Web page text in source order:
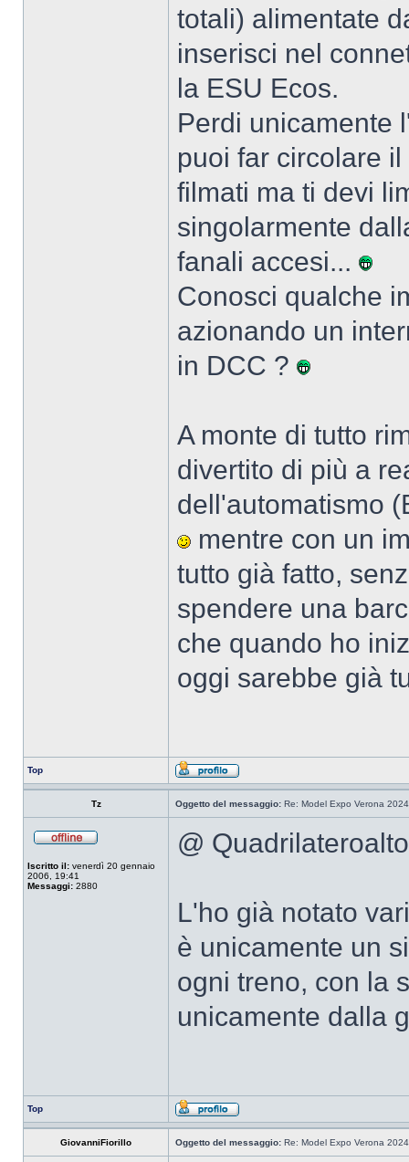
totali) alimentate
inserisci nel
la ESU Ecos.
Perdi unicamente
puoi far circolare
filmati ma ti devi
singolarmente
fanali accesi...
Conosci qualche
azionando un
in DCC ?
A monte di tutto
divertito di più a
dell'automatismo
mentre con un
tutto già fatto,
spendere una
che quando ho
oggi sarebbe già
Top
Tz Oggetto del messaggio: Re: Model Expo Verona 2024
Iscritto il: venerdì 20 gennaio
2006, 19:41
Messaggi: 2880
@ Quadrilateroalto
L'ho già notato
è unicamente un
ogni treno, con la
unicamente dalla
Top
GiovanniFiorillo Oggetto del messaggio: Re: Model Expo Verona 2024